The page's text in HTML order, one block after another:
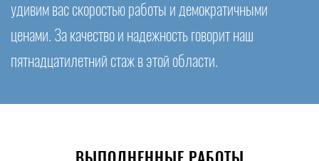
удивим вас скоростью работы и демократичными
ценами. За качество и надежность говорит наш
пятнадцатилетний стаж в этой области.